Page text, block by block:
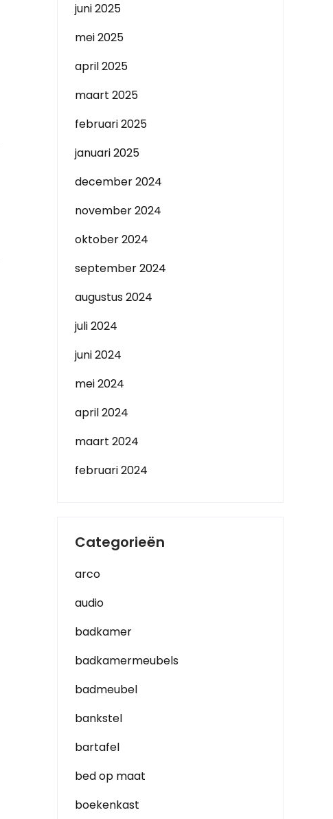
juni 2025
mei 2025
april 2025
maart 2025
februari 2025
januari 2025
december 2024
november 2024
oktober 2024
september 2024
augustus 2024
juli 2024
juni 2024
mei 2024
april 2024
maart 2024
februari 2024
Categorieën
arco
audio
badkamer
badkamermeubels
badmeubel
bankstel
bartafel
bed op maat
boekenkast